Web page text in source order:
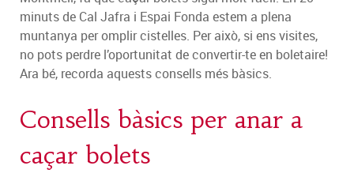
minuts de Cal Jafra i Espai Fonda estem a plena
muntanya per omplir cistelles. Per això, si ens visites,
no pots perdre l’oportunitat de convertir-te en boletaire!
Ara bé, recorda aquests consells més bàsics.
Consells bàsics per anar a
caçar bolets